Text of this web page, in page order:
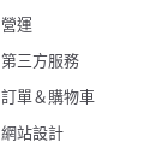
營運
第三方服務
訂單＆購物車
網站設計